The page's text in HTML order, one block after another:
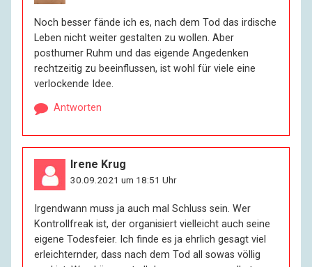
Noch besser fände ich es, nach dem Tod das irdische
Leben nicht weiter gestalten zu wollen. Aber
posthumer Ruhm und das eigende Angedenken
rechtzeitig zu beeinflussen, ist wohl für viele eine
verlockende Idee.
Antworten
Irene Krug
30.09.2021 um 18:51 Uhr
Irgendwann muss ja auch mal Schluss sein. Wer
Kontrollfreak ist, der organisiert vielleicht auch seine
eigene Todesfeier. Ich finde es ja ehrlich gesagt viel
erleichternder, dass nach dem Tod all sowas völlig